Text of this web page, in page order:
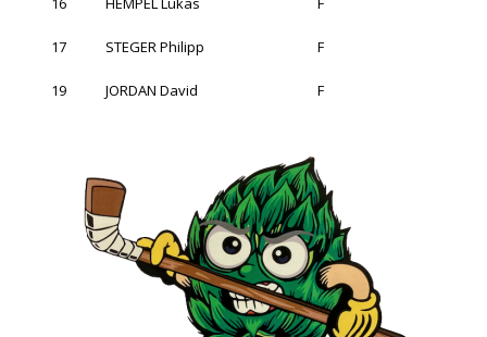
17 STEGER Philipp F
19 JORDAN David F